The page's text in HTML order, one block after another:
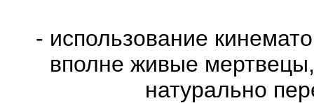
- использование
вполне живые
натурально